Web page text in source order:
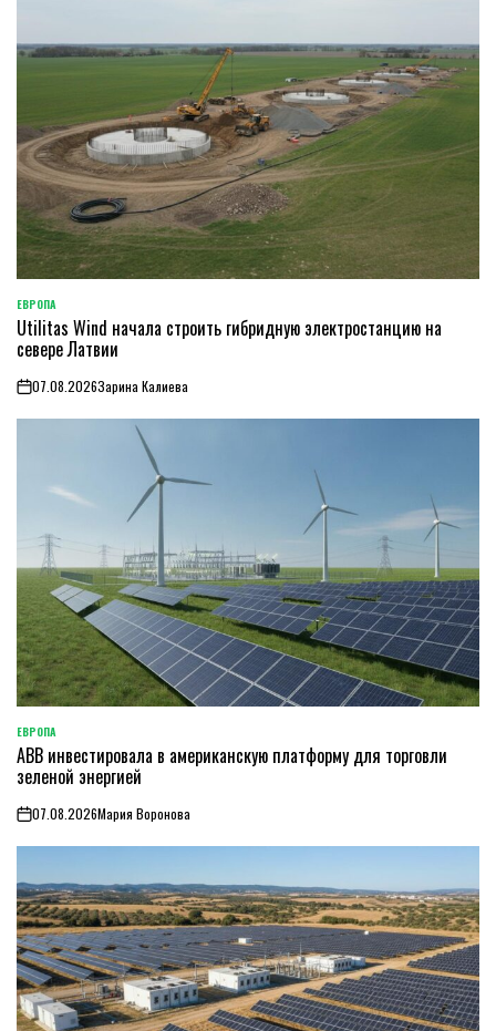
ОПУБЛИКОВАНО
ЕВРОПА
Utilitas Wind начала строить гибридную электростанцию на
севере Латвии
on07.08.2026Зарина Калиева
ОПУБЛИКОВАНО
В
ЕВРОПА
ABB инвестировала в американскую платформу для торговли
зеленой энергией
on07.08.2026Мария Воронова